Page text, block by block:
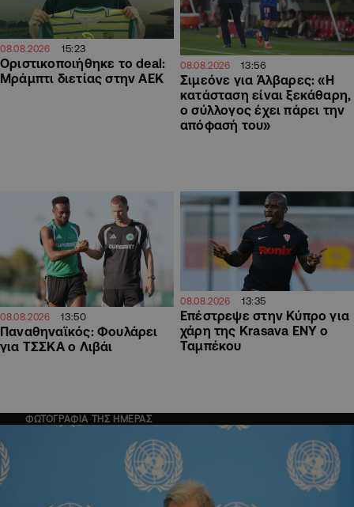
08.08.2026 15:23
Οριστικοποιήθηκε το deal:
Μράμπτι διετίας στην ΑΕΚ
08.08.2026 13:56
Σιμεόνε για Άλβαρες: «Η
κατάσταση είναι ξεκάθαρη,
ο σύλλογος έχει πάρει την
απόφασή του»
08.08.2026 13:50
Παναθηναϊκός: Φουλάρει
για ΤΣΣΚΑ ο Λιβάι
08.08.2026 13:35
Επέστρεψε στην Κύπρο για
χάρη της Krasava ΕΝΥ ο
Ταμπέκου
ΦΩΤΟΓΡΑΦΙΑ ΤΗΣ ΗΜΕΡΑΣ